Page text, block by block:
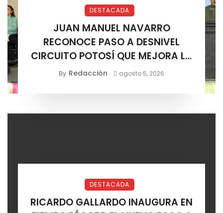
DESTACADA
JUAN MANUEL NAVARRO
RECONOCE PASO A DESNIVEL
CIRCUITO POTOSÍ QUE MEJORA LA
MOVILIDAD METROPOLITANA
By Redacción agosto 5, 2026
DESTACADA
RICARDO GALLARDO INAUGURA EN